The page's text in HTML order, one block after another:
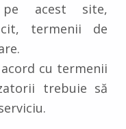
pe acest site,
termenii de
cu termenii
trebuie să